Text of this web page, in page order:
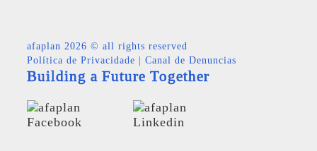
afaplan 2026 © all rights reserved
Política de Privacidade | Canal de Denuncias
Building a Future Together